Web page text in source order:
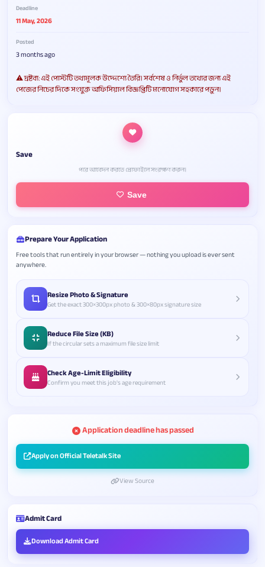
Deadline
11 May, 2026
Posted
3 months ago
⚠️ দ্রষ্টব্য: এই পোস্টটি তথ্যমূলক উদ্দেশ্যে তৈরি। সর্বশেষ ও নির্ভুল তথ্যের জন্য এই
পেজের নিচের দিকে সংযুক্ত অফিসিয়াল বিজ্ঞপ্তিটি মনোযোগ সহকারে পড়ুন।
Save
পরে আবেদন করতে প্রোফাইলে সংরক্ষণ করুন।
Save
Prepare Your Application
Free tools that run entirely in your browser — nothing you upload is ever sent
anywhere.
Resize Photo & Signature
Get the exact 300×300px photo & 300×80px signature size
Reduce File Size (KB)
If the circular sets a maximum file size limit
Check Age-Limit Eligibility
Confirm you meet this job's age requirement
Application deadline has passed
Apply on Official Teletalk Site
View Source
Admit Card
Download Admit Card